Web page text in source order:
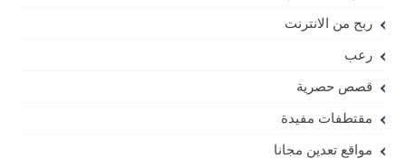
ربح من الانترنت
رعب
قصص حصرية
مقتطفات مفيدة
مواقع تعدين مجانا